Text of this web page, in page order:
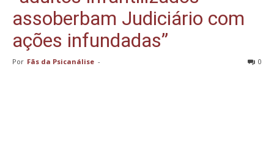
assoberbam Judiciário com
ações infundadas”
Por Fãs da Psicanálise - 0